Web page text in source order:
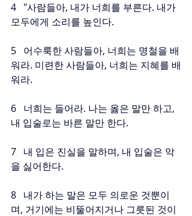
4   "사람들아, 내가 너희를 부른다. 내가
모두에게 소리를 높인다.
5   어수룩한 사람들아, 너희는 명철을 배
워라. 미련한 사람들아, 너희는 지혜를 배
워라.
6   너희는 들어라. 나는 옳은 말만 하고,
내 입술로는 바른 말만 한다.
7   내 입은 진실을 말하며, 내 입술은 악
을 싫어한다.
8   내가 하는 말은 모두 의로운 것뿐이
며, 거기에는 비뚤어지거나 그릇된 것이